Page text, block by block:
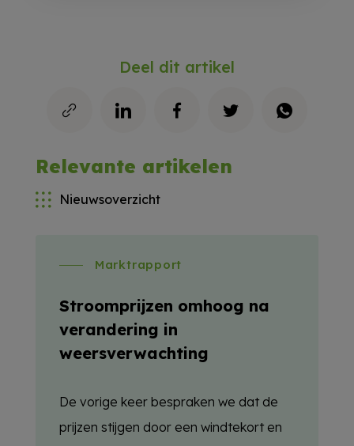
Deel dit artikel
Relevante artikelen
Nieuwsoverzicht
Marktrapport
Stroomprijzen omhoog na
verandering in
weersverwachting
De vorige keer bespraken we dat de
prijzen stijgen door een windtekort en